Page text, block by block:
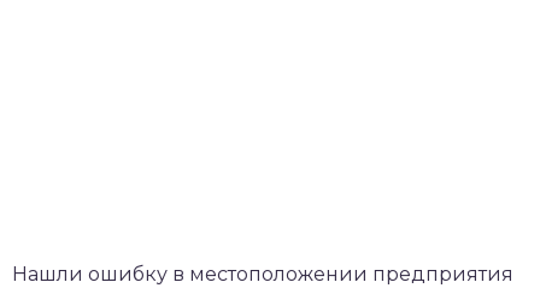
Нашли ошибку в местоположении предприятия